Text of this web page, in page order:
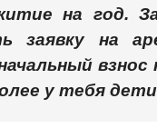
на год.
заявку на
у тебя